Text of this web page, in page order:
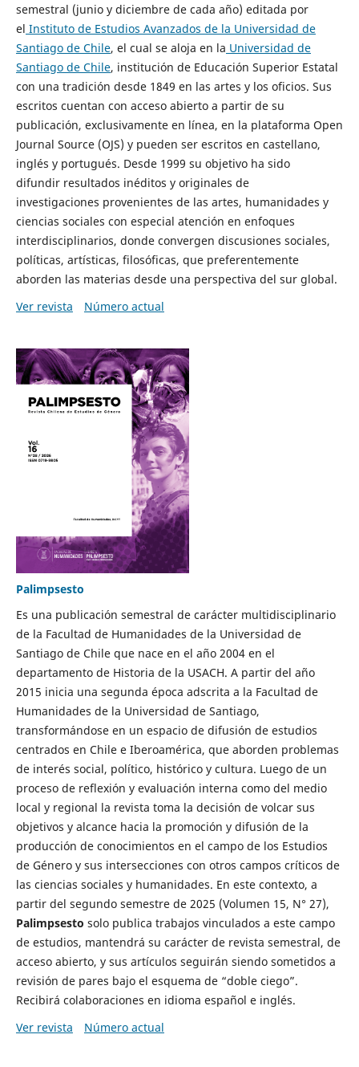
semestral (junio y diciembre de cada año) editada por
el Instituto de Estudios Avanzados de la Universidad de
Santiago de Chile, el cual se aloja en la Universidad de
Santiago de Chile, institución de Educación Superior Estatal
con una tradición desde 1849 en las artes y los oficios. Sus
escritos cuentan con acceso abierto a partir de su
publicación, exclusivamente en línea, en la plataforma Open
Journal Source (OJS) y pueden ser escritos en castellano,
inglés y portugués. Desde 1999 su objetivo ha sido
difundir resultados inéditos y originales de
investigaciones provenientes de las artes, humanidades y
ciencias sociales con especial atención en enfoques
interdisciplinarios, donde convergen discusiones sociales,
políticas, artísticas, filosóficas, que preferentemente
aborden las materias desde una perspectiva del sur global.
Ver revista
Número actual
Palimpsesto
Es una publicación semestral de carácter multidisciplinario
de la Facultad de Humanidades de la Universidad de
Santiago de Chile que nace en el año 2004 en el
departamento de Historia de la USACH. A partir del año
2015 inicia una segunda época adscrita a la Facultad de
Humanidades de la Universidad de Santiago,
transformándose en un espacio de difusión de estudios
centrados en Chile e Iberoamérica, que aborden problemas
de interés social, político, histórico y cultura. Luego de un
proceso de reflexión y evaluación interna como del medio
local y regional la revista toma la decisión de volcar sus
objetivos y alcance hacia la promoción y difusión de la
producción de conocimientos en el campo de los Estudios
de Género y sus intersecciones con otros campos críticos de
las ciencias sociales y humanidades. En este contexto, a
partir del segundo semestre de 2025 (Volumen 15, N° 27),
Palimpsesto solo publica trabajos vinculados a este campo
de estudios, mantendrá su carácter de revista semestral, de
acceso abierto, y sus artículos seguirán siendo sometidos a
revisión de pares bajo el esquema de “doble ciego”.
Recibirá colaboraciones en idioma español e inglés.
Ver revista
Número actual